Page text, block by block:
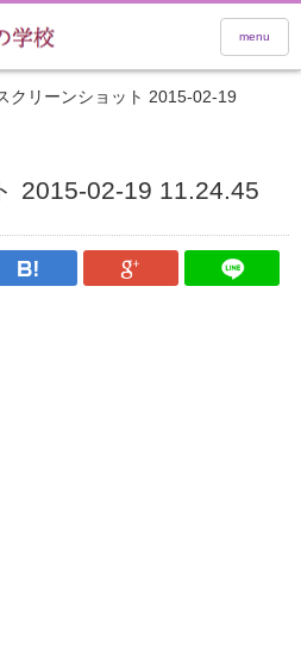
menu
クリーンショット 2015-02-19
2015-02-19 11.24.45
Facebook はてなブックマーク
Google